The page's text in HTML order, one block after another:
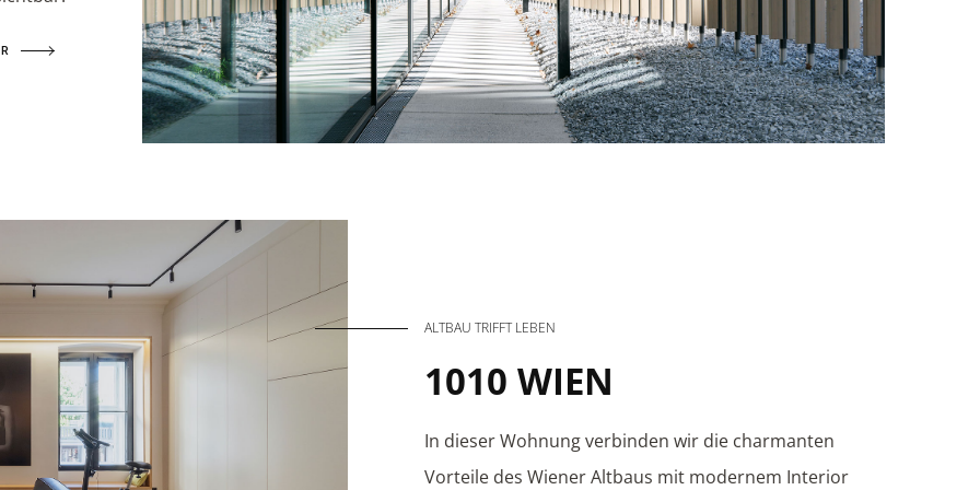
ALTBAU TRIFFT LEBEN
1010 WIEN
In dieser Wohnung verbinden wir die charmanten
Vorteile des Wiener Altbaus mit modernem Interior